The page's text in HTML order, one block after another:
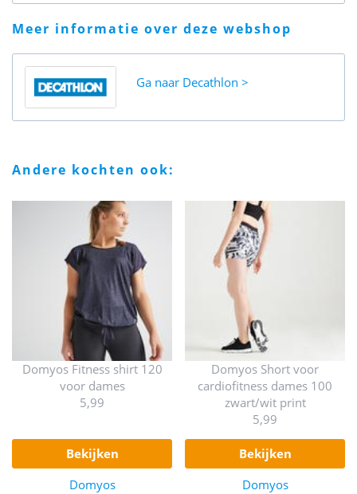
meer informatie over deze webshop
Ga naar Decathlon
andere kochten ook:
Domyos Fitness shirt 120
voor dames
5,99
bekijken
Domyos
Domyos Short voor
cardiofitness dames 100
zwart/wit print
5,99
bekijken
Domyos